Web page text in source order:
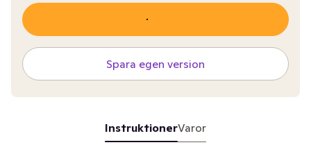
Spara egen version
InstruktionerVaror